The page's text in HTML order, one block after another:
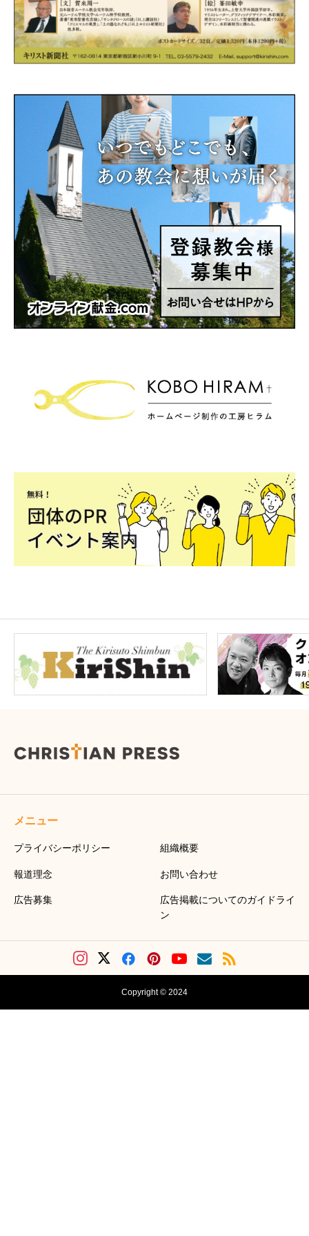
メニュー
プライバシーポリシー 組織概要
報道理念 お問い合わせ
広告募集
広告掲載についてのガイドライ
ン
Copyright © 2024